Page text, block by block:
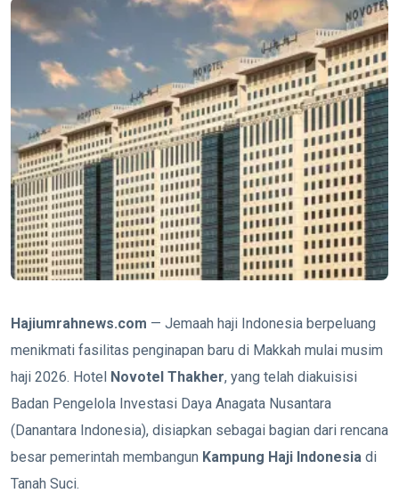
Hajiumrahnews.com — Jemaah haji Indonesia berpeluang
menikmati fasilitas penginapan baru di Makkah mulai musim
haji 2026. Hotel Novotel Thakher, yang telah diakuisisi
Badan Pengelola Investasi Daya Anagata Nusantara
(Danantara Indonesia), disiapkan sebagai bagian dari rencana
besar pemerintah membangun Kampung Haji Indonesia di
Tanah Suci.